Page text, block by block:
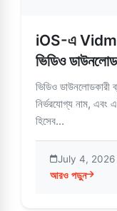
iOS-এ
ভিডিও ডাউনলোড
ভিডিও
নির্ভরযোগ্য নাম,
হিসেব...
July 4, 2026
আরও পড়ুন
about iOS-এ